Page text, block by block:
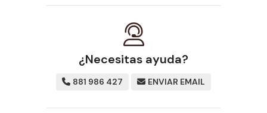
¿Necesitas ayuda?
881 986 427 ENVIAR EMAIL